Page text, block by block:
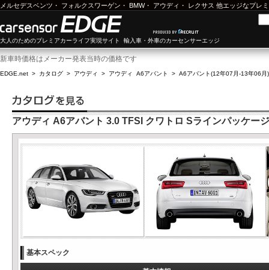
メルセデスベンツ ・ フォルクスワーゲン ・ BMW・ アウディ ・ レクサス 他エッジなプレ
大人のためのプレミアカーライフ実現サイト 輸入車・外車のカーセンサーエッジ
新車時価格はメーカー発表当時の価格です
EDGE.net > カタログ > アウディ > アウディ A6アバント > A6アバント(12年07月-13年06月)
アウディ A6アバント 3.0 TFSI クワトロ Sラインパッケー
基本スペック